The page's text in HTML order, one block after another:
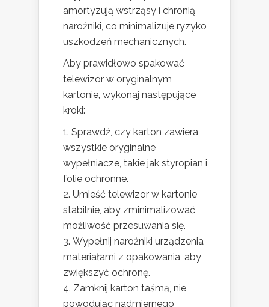
amortyzują wstrząsy i chronią
narożniki, co minimalizuje ryzyko
uszkodzeń mechanicznych.
Aby prawidłowo spakować
telewizor w oryginalnym
kartonie, wykonaj następujące
kroki:
Sprawdź, czy karton zawiera
wszystkie oryginalne
wypełniacze, takie jak styropian i
folie ochronne.
Umieść telewizor w kartonie
stabilnie, aby zminimalizować
możliwość przesuwania się.
Wypełnij narożniki urządzenia
materiałami z opakowania, aby
zwiększyć ochronę.
Zamknij karton taśmą, nie
powodując nadmiernego